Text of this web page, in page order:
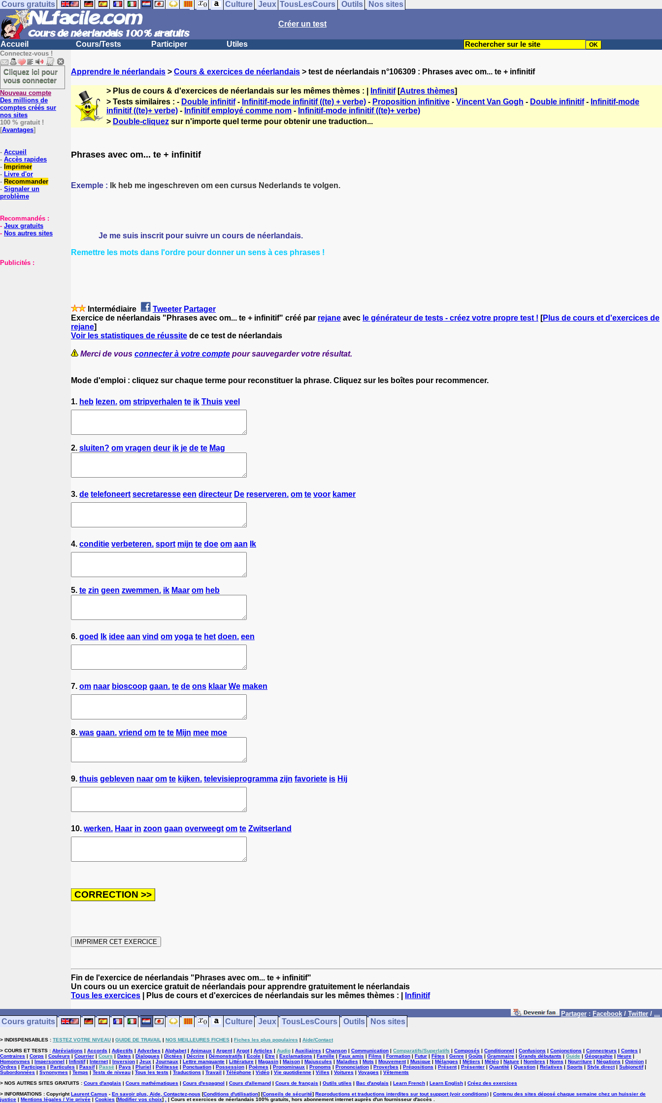
Cours gratuits Culture Jeux TousLesCours Outils Nos sites
Créer un test
Accueil Cours/Tests Participer Utiles
Connectez-vous !
Cliquez ici pour
vous connecter
Nouveau compte
Des millions de
comptes créés sur
nos sites
100 % gratuit !
[Avantages]
- Accueil
- Accès rapides
- Imprimer
- Livre d'or
- Recommander
- Signaler un
problème
Recommandés :
- Jeux gratuits
- Nos autres sites
Publicités :
Apprendre le néerlandais > Cours & exercices de néerlandais > test de néerlandais n°106309 : Phrases avec om... te + infinitif
> Plus de cours & d'exercices de néerlandais sur les mêmes thèmes : | Infinitif[Autres thèmes]
> Tests similaires : - Double infinitif- Infinitif-mode infinitif ((te) + verbe) - Proposition infinitive - Vincent Van Gogh - Double infinitif- Infinitif-mode
infinitif ((te)+ verbe) - Infinitif employé comme nom - Infinitif-mode infinitif ((te)+ verbe)
> Double-cliquez sur n'importe quel terme pour obtenir une traduction...
Phrases avec om... te + infinitif
Exemple : Ik heb me ingeschreven om een cursus Nederlands te volgen.
Je me suis inscrit pour suivre un cours de néerlandais.
Remettre les mots dans l'ordre pour donner un sens à ces phrases !
Intermédiaire Tweeter Partager
Exercice de néerlandais "Phrases avec om... te + infinitif" créé par rejane avec le générateur de tests - créez votre propre test ! [Plus de cours et d'exercices de
rejane]
Voir les statistiques de réussite de ce test de néerlandais
Merci de vous connecter à votre compte pour sauvegarder votre résultat.
Mode d'emploi : cliquez sur chaque terme pour reconstituer la phrase. Cliquez sur les boîtes pour recommencer.
1. heb lezen. om stripverhalen te ik Thuis veel
2. sluiten? om vragen deur ik je de te Mag
3. de telefoneert secretaresse een directeur De reserveren. om te voor kamer
4. conditie verbeteren. sport mijn te doe om aan Ik
5. te zin geen zwemmen. ik Maar om heb
6. goed Ik idee aan vind om yoga te het doen. een
7. om naar bioscoop gaan. te de ons klaar We maken
8. was gaan. vriend om te te Mijn mee moe
9. thuis gebleven naar om te kijken. televisieprogramma zijn favoriete is Hij
10. werken. Haar in zoon gaan overweegt om te Zwitserland
Fin de l'exercice de néerlandais "Phrases avec om... te + infinitif"
Un cours ou un exercice gratuit de néerlandais pour apprendre gratuitement le néerlandais
Tous les exercices | Plus de cours et d'exercices de néerlandais sur les mêmes thèmes : | Infinitif
Partager : Facebook / Twitter / ...
Cours gratuits Culture Jeux TousLesCours Outils Nos sites
> INDISPENSABLES : TESTEZ VOTRE NIVEAU | GUIDE DE TRAVAIL | NOS MEILLEURES FICHES | Fiches les plus populaires | Aide/Contact
> COURS ET TESTS : Abréviations | Accords | Adjectifs | Adverbes | Alphabet| Animaux | Argent| Argot| Articles | Audio | Auxiliaires | Chanson | Communication | Comparatifs/Superlatifs | Composés | Conditionnel | Confusions | Conjonctions | Connecteurs | Contes |
Contraires | Corps | Couleurs | Courrier | Cours | Dates | Dialogues | Dictées | Décrire | Démonstratifs | Ecole | Etre | Exclamations | Famille | Faux amis | Films | Formation | Futur | Fêtes | Genre | Goûts | Grammaire | Grands débutants | Guide | Géographie | Heure |
Homonymes | Impersonnel | Infinitif| Internet| Inversion | Jeux | Journaux | Lettre manquante | Littérature | Magasin | Maison | Majuscules | Maladies | Mots | Mouvement| Musique | Mélanges | Métiers | Météo | Nature | Nombres | Noms | Nourriture | Négations | Opinion |
Ordres | Participes | Particules | Passif| Passé | Pays | Pluriel | Politesse | Ponctuation | Possession | Poèmes | Pronominaux | Pronoms | Prononciation | Proverbes | Prépositions | Présent| Présenter | Quantité | Question | Relatives | Sports | Style direct| Subjonctif|
Subordonnées | Synonymes | Temps | Tests de niveau | Tous les tests | Traductions | Travail | Téléphone | Vidéo | Vie quotidienne | Villes | Voitures | Voyages | Vêtements
> NOS AUTRES SITES GRATUITS : Cours d'anglais | Cours mathématiques | Cours d'espagnol | Cours d'allemand | Cours de français | Outils utiles | Bac d'anglais | Learn French | Learn English | Créez des exercices
> INFORMATIONS : CopyrightLaurent Camus - En savoir plus, Aide, Contactez-nous [Conditions d'utilisation] [Conseils de sécurité] Reproductions et traductions interdites sur tout support (voir conditions) | Contenu des sites déposé chaque semaine chez un huissier de
justice | Mentions légales / Vie privée | Cookies [Modifier vos choix] | Cours et exercices de néerlandais 100% gratuits, hors abonnement internet auprès d'un fournisseur d'accès .